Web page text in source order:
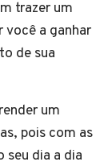
trazer um
você a ganhar
de sua
um
pois com as
seu dia a dia